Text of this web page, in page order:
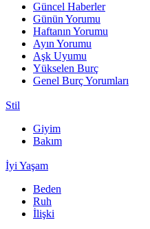
Güncel Haberler
Günün Yorumu
Haftanın Yorumu
Ayın Yorumu
Aşk Uyumu
Yükselen Burç
Genel Burç Yorumları
Stil
Giyim
Bakım
İyi Yaşam
Beden
Ruh
İlişki